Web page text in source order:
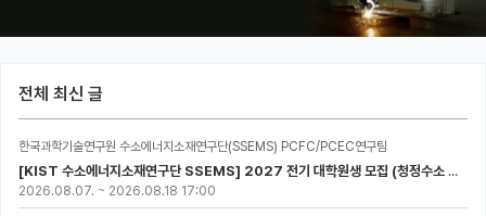
전체 최신 글
한국과학기술연구원 수소에너지소재연구단(SSEMS) PCFC/PCEC연구팀
[KIST 수소에너지소재연구단 SSEMS] 2027 전기 대학원생 모집 (청정수소 생산/활용을 위한 프로톤 세라믹 전지)
2026.08.07. ~ 2026.08.18 17:00